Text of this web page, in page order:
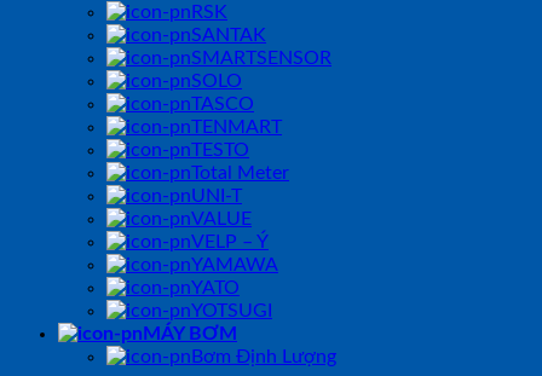
RSK
SANTAK
SMARTSENSOR
SOLO
TASCO
TENMART
TESTO
Total Meter
UNI-T
VALUE
VELP – Ý
YAMAWA
YATO
YOTSUGI
MÁY BƠM
Bơm Định Lượng